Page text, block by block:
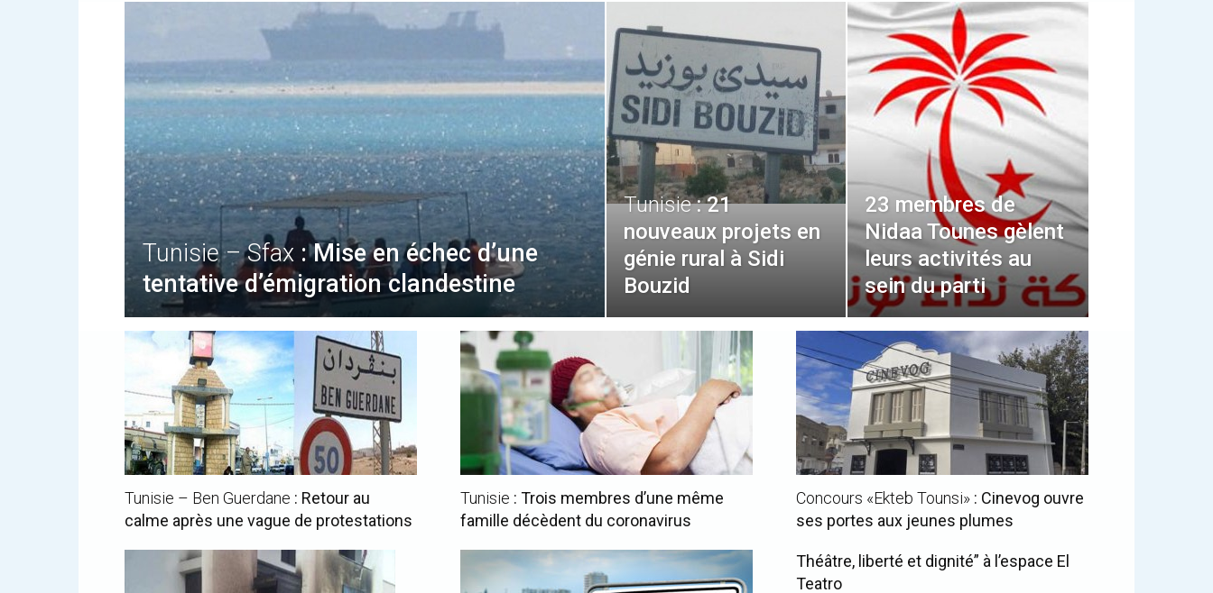
Tunisie – Sfax : Mise en échec d’une
tentative d’émigration clandestine
Tunisie: 21
nouveaux projets en
génie rural à Sidi
Bouzid
23 membres de
Nidaa Tounes gèlent
leurs activités au
sein du parti
Tunisie – Ben Guerdane : Retour au
calme après une vague de protestations
Tunisie : Trois membres d’une même
famille décèdent du coronavirus
Concours «Ekteb Tounsi» : Cinevog ouvre
ses portes aux jeunes plumes
Théâtre, liberté et dignité” à l’espace El
Teatro